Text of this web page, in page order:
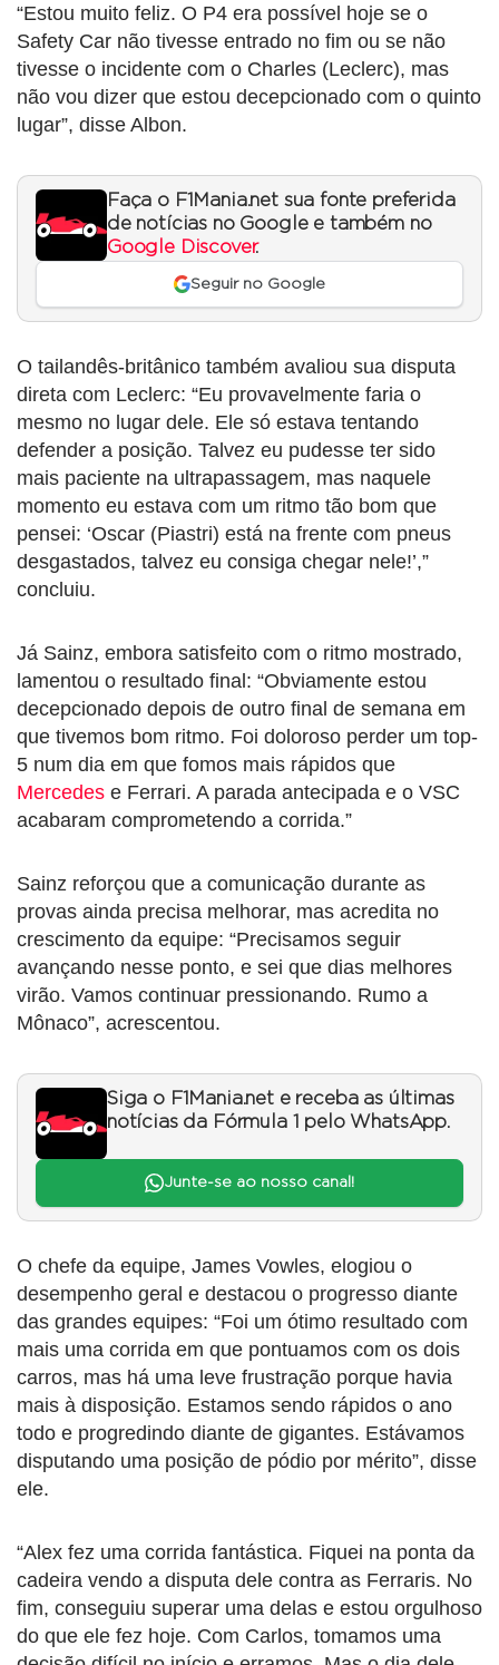
“Estou muito feliz. O P4 era possível hoje se o
Safety Car não tivesse entrado no fim ou se não
tivesse o incidente com o Charles (Leclerc), mas
não vou dizer que estou decepcionado com o quinto
lugar”, disse Albon.
Faça o F1Mania.net sua fonte preferida
de notícias no Google e também no
Google Discover.
Seguir no Google
O tailandês-britânico também avaliou sua disputa
direta com Leclerc: “Eu provavelmente faria o
mesmo no lugar dele. Ele só estava tentando
defender a posição. Talvez eu pudesse ter sido
mais paciente na ultrapassagem, mas naquele
momento eu estava com um ritmo tão bom que
pensei: ‘Oscar (Piastri) está na frente com pneus
desgastados, talvez eu consiga chegar nele!’,”
concluiu.
Já Sainz, embora satisfeito com o ritmo mostrado,
lamentou o resultado final: “Obviamente estou
decepcionado depois de outro final de semana em
que tivemos bom ritmo. Foi doloroso perder um top-
5 num dia em que fomos mais rápidos que
Mercedes e Ferrari. A parada antecipada e o VSC
acabaram comprometendo a corrida.”
Sainz reforçou que a comunicação durante as
provas ainda precisa melhorar, mas acredita no
crescimento da equipe: “Precisamos seguir
avançando nesse ponto, e sei que dias melhores
virão. Vamos continuar pressionando. Rumo a
Mônaco”, acrescentou.
Siga o F1Mania.net e receba as últimas
notícias da Fórmula 1 pelo WhatsApp.
Junte-se ao nosso canal!
O chefe da equipe, James Vowles, elogiou o
desempenho geral e destacou o progresso diante
das grandes equipes: “Foi um ótimo resultado com
mais uma corrida em que pontuamos com os dois
carros, mas há uma leve frustração porque havia
mais à disposição. Estamos sendo rápidos o ano
todo e progredindo diante de gigantes. Estávamos
disputando uma posição de pódio por mérito”, disse
ele.
“Alex fez uma corrida fantástica. Fiquei na ponta da
cadeira vendo a disputa dele contra as Ferraris. No
fim, conseguiu superar uma delas e estou orgulhoso
do que ele fez hoje. Com Carlos, tomamos uma